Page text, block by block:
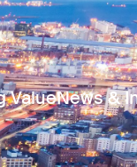
ValueNews &